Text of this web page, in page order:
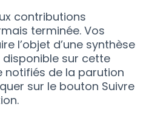
contributions
terminée. Vos
l’objet d’une synthèse
disponible sur cette
notifiés de la parution
sur le bouton Suivre